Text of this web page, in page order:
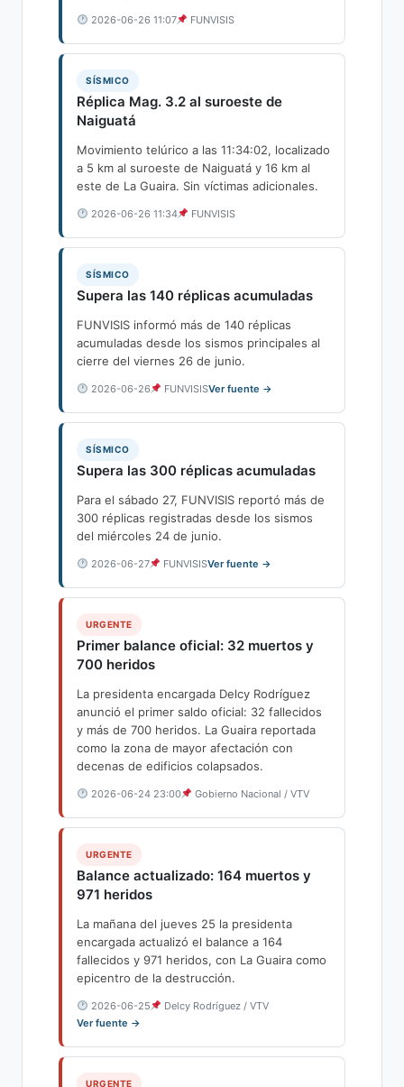
2026-06-26 11:07 FUNVISIS
SÍSMICO
Réplica Mag. 3.2 al suroeste de
Naiguatá
Movimiento telúrico a las 11:34:02, localizado
a 5 km al suroeste de Naiguatá y 16 km al
este de La Guaira. Sin víctimas adicionales.
2026-06-26 11:34 FUNVISIS
SÍSMICO
Supera las 140 réplicas acumuladas
FUNVISIS informó más de 140 réplicas
acumuladas desde los sismos principales al
cierre del viernes 26 de junio.
2026-06-26 FUNVISISVer fuente →
SÍSMICO
Supera las 300 réplicas acumuladas
Para el sábado 27, FUNVISIS reportó más de
300 réplicas registradas desde los sismos
del miércoles 24 de junio.
2026-06-27 FUNVISISVer fuente →
URGENTE
Primer balance oficial: 32 muertos y
700 heridos
La presidenta encargada Delcy Rodríguez
anunció el primer saldo oficial: 32 fallecidos
y más de 700 heridos. La Guaira reportada
como la zona de mayor afectación con
decenas de edificios colapsados.
2026-06-24 23:00 Gobierno Nacional / VTV
URGENTE
Balance actualizado: 164 muertos y
971 heridos
La mañana del jueves 25 la presidenta
encargada actualizó el balance a 164
fallecidos y 971 heridos, con La Guaira como
epicentro de la destrucción.
2026-06-25
Delcy Rodríguez / VTV
Ver fuente →
URGENTE